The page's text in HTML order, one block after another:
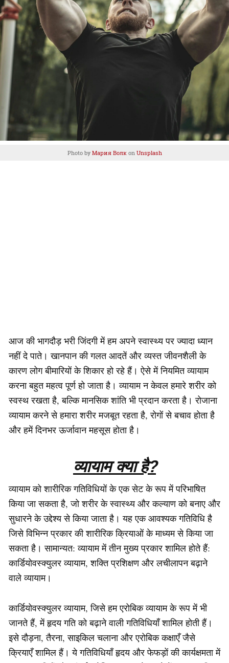
Photo by Мария Волкon Unsplash
आज की भागदौड़ भरी जिंदगी में हम अपने स्वास्थ्य पर ज्यादा ध्यान
नहीं दे पाते। खानपान की गलत आदतें और व्यस्त जीवनशैली के
कारण लोग बीमारियों के शिकार हो रहे हैं। ऐसे में नियमित व्यायाम
करना बहुत महत्व पूर्ण हो जाता है। व्यायाम न केवल हमारे शरीर को
स्वस्थ रखता है, बल्कि मानसिक शांति भी प्रदान करता है। रोजाना
व्यायाम करने से हमारा शरीर मजबूत रहता है, रोगों से बचाव होता है
और हमें दिनभर ऊर्जावान महसूस होता है।
व्यायाम क्या है?
व्यायाम को शारीरिक गतिविधियों के एक सेट के रूप में परिभाषित
किया जा सकता है, जो शरीर के स्वास्थ्य और कल्याण को बनाए और
सुधारने के उद्देश्य से किया जाता है। यह एक आवश्यक गतिविधि है
जिसे विभिन्न प्रकार की शारीरिक क्रियाओं के माध्यम से किया जा
सकता है। सामान्यत: व्यायाम में तीन मुख्य प्रकार शामिल होते हैं:
कार्डियोवस्क्युलर व्यायाम, शक्ति प्रशिक्षण और लचीलापन बढ़ाने
वाले व्यायाम।
कार्डियोवस्क्युलर व्यायाम, जिसे हम एरोबिक व्यायाम के रूप में भी
जानते हैं, में हृदय गति को बढ़ाने वाली गतिविधियाँ शामिल होती हैं।
इसे दौड़ना, तैरना, साइकिल चलाना और एरोबिक कक्षाएँ जैसे
क्रियाएँ शामिल हैं। ये गतिविधियाँ हृदय और फेफड़ों की कार्यक्षमता में